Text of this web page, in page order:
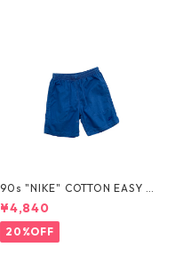
90s "NIKE" COTTON EASY S
HORTS
¥4,840
20%OFF